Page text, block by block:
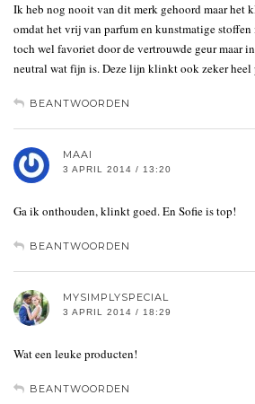
Ik heb nog nooit van dit merk gehoord maar het
omdat het vrij van parfum en kunstmatige
toch wel favoriet door de vertrouwde geur maar
neutral wat fijn is. Deze lijn klinkt ook zeker heel
BEANTWOORDEN
MAAI
3 APRIL 2014 / 13:20
Ga ik onthouden, klinkt goed. En Sofie is top!
BEANTWOORDEN
MYSIMPLYSPECIAL
3 APRIL 2014 / 18:29
Wat een leuke producten!
BEANTWOORDEN